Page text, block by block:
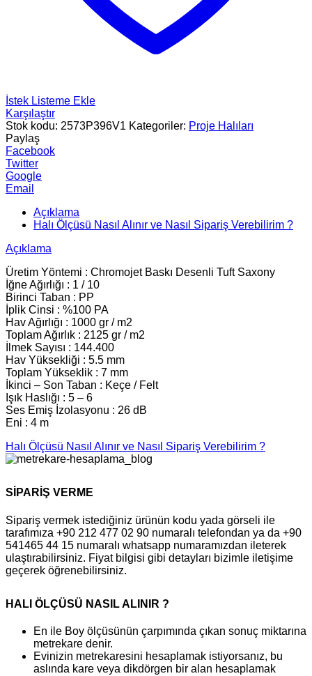
İstek Listeme Ekle
Karşılaştır
Stok kodu: 2573P396V1 Kategoriler: Proje Halıları
Paylaş
Facebook
Twitter
Google
Email
Açıklama
Halı Ölçüsü Nasıl Alınır ve Nasıl Sipariş Verebilirim ?
Açıklama
Üretim Yöntemi : Chromojet Baskı Desenli Tuft Saxony
İğne Ağırlığı : 1 / 10
Birinci Taban : PP
İplik Cinsi : %100 PA
Hav Ağırlığı : 1000 gr / m2
Toplam Ağırlık : 2125 gr / m2
İlmek Sayısı : 144.400
Hav Yüksekliği : 5.5 mm
Toplam Yükseklik : 7 mm
İkinci – Son Taban : Keçe / Felt
Işık Haslığı : 5 – 6
Ses Emiş İzolasyonu : 26 dB
Eni : 4 m
Halı Ölçüsü Nasıl Alınır ve Nasıl Sipariş Verebilirim ?
SİPARİŞ VERME
Sipariş vermek istediğiniz ürünün kodu yada görseli ile
tarafımıza +90 212 477 02 90 numaralı telefondan ya da +90
541465 44 15 numaralı whatsapp numaramızdan ileterek
ulaştırabilirsiniz. Fiyat bilgisi gibi detayları bizimle iletişime
geçerek öğrenebilirsiniz.
HALI ÖLÇÜSÜ NASIL ALINIR ?
En ile Boy ölçüsünün çarpımında çıkan sonuç miktarına
metrekare denir.
Evinizin metrekaresini hesaplamak istiyorsanız, bu
aslında kare veya dikdörgen bir alan hesaplamak